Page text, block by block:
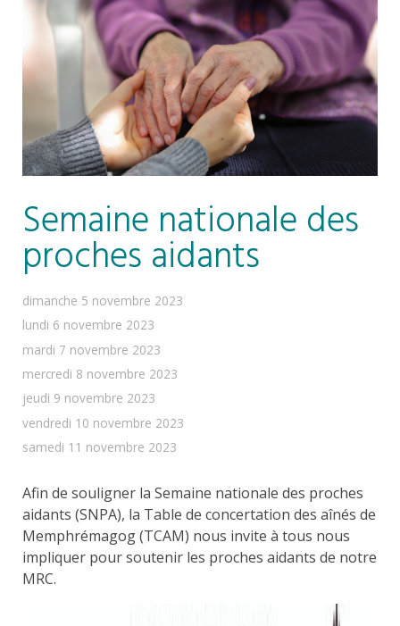
Semaine nationale des
proches aidants
dimanche 5 novembre 2023
lundi 6 novembre 2023
mardi 7 novembre 2023
mercredi 8 novembre 2023
jeudi 9 novembre 2023
vendredi 10 novembre 2023
samedi 11 novembre 2023
Afin de souligner la Semaine nationale des proches
aidants (SNPA), la Table de concertation des aînés de
Memphrémagog (TCAM) nous invite à tous nous
impliquer pour soutenir les proches aidants de notre
MRC.